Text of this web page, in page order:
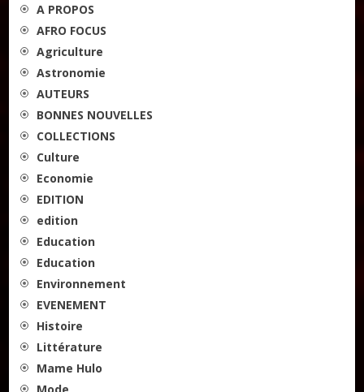
A PROPOS
AFRO FOCUS
Agriculture
Astronomie
AUTEURS
BONNES NOUVELLES
COLLECTIONS
Culture
Economie
EDITION
edition
Education
Education
Environnement
EVENEMENT
Histoire
Littérature
Mame Hulo